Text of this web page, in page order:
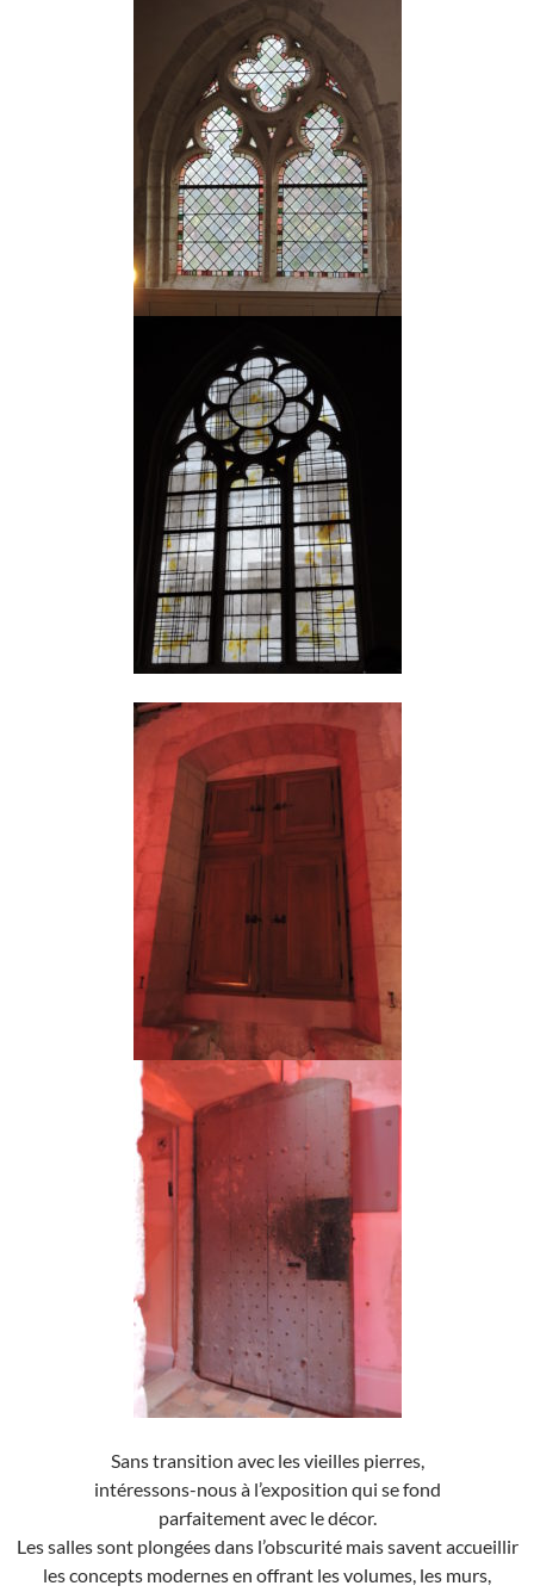
Sans transition avec les vieilles pierres,
intéressons-nous à l’exposition qui se fond
parfaitement avec le décor.
Les salles sont plongées dans l’obscurité mais savent accueillir
les concepts modernes en offrant les volumes, les murs,